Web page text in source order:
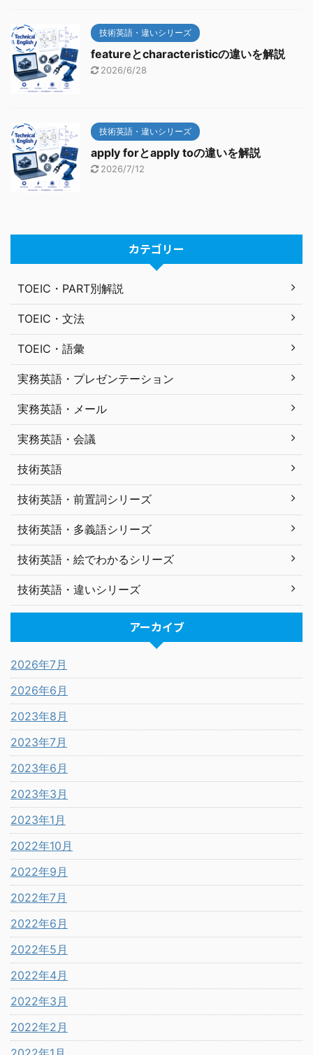
技術英語・違いシリーズ
featureとcharacteristicの違いを解説
2026/6/28
技術英語・違いシリーズ
apply forとapply toの違いを解説
2026/7/12
カテゴリー
TOEIC・PART別解説
TOEIC・文法
TOEIC・語彙
実務英語・プレゼンテーション
実務英語・メール
実務英語・会議
技術英語
技術英語・前置詞シリーズ
技術英語・多義語シリーズ
技術英語・絵でわかるシリーズ
技術英語・違いシリーズ
アーカイブ
2026年7月
2026年6月
2023年8月
2023年7月
2023年6月
2023年3月
2023年1月
2022年10月
2022年9月
2022年7月
2022年6月
2022年5月
2022年4月
2022年3月
2022年2月